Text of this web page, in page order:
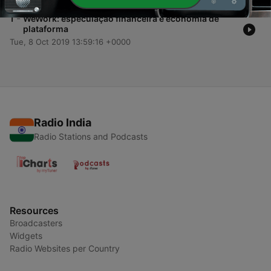
1 - WeWork: especulação financeira e economia de
plataforma
Tue, 8 Oct 2019 13:59:16 +0000
Radio India
Radio Stations and Podcasts
Resources
Broadcasters
Widgets
Radio Websites per Country